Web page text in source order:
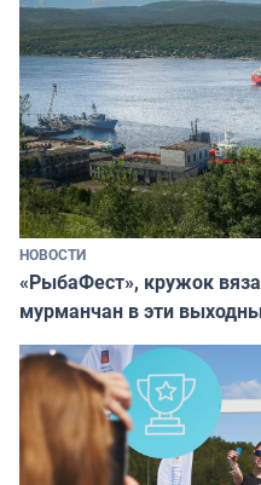
НОВОСТИ
«РыбаФест», кружок
мурманчан в эти